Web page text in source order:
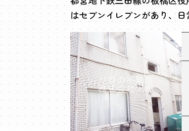
はセブンイレブンがあり、日